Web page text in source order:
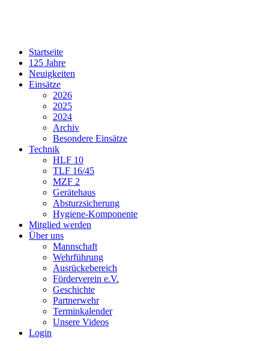
Startseite
125 Jahre
Neuigkeiten
Einsätze
2026
2025
2024
Archiv
Besondere Einsätze
Technik
HLF 10
TLF 16/45
MZF 2
Gerätehaus
Absturzsicherung
Hygiene-Komponente
Mitglied werden
Über uns
Mannschaft
Wehrführung
Ausrückebereich
Förderverein e.V.
Geschichte
Partnerwehr
Terminkalender
Unsere Videos
Login